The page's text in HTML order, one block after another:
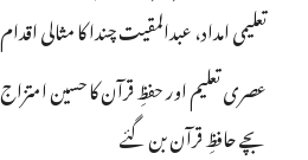
تعلیمی امداد، عبدالمقیت چندا کا مثالی اقدام
عصری تعلیم اور حفظِ قرآن کا حسین
بچے حافظِ قرآن بن گئے